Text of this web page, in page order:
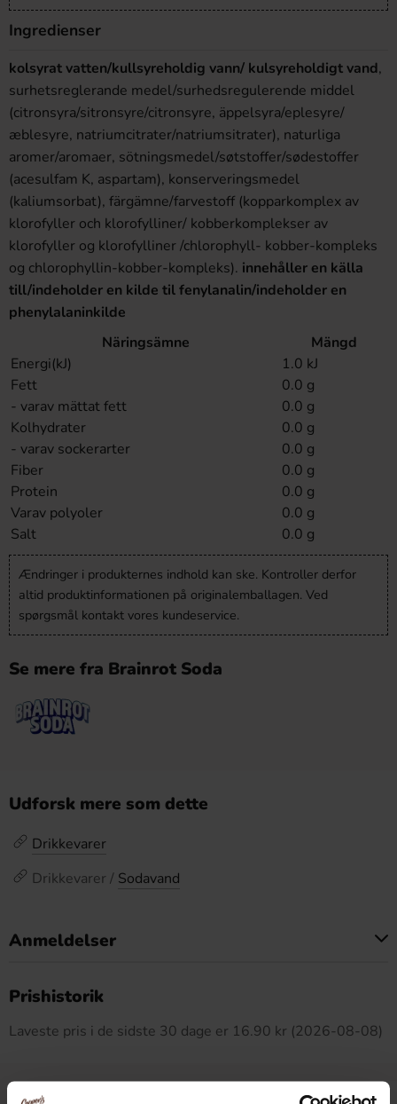
Ingredienser
kolsyrat vatten/kullsyreholdig vann/ kulsyreholdigt vand,
surhetsreglerande medel/surhedsregulerende middel
(citronsyra/sitronsyre/citronsyre, äppelsyra/eplesyre/
æblesyre, natriumcitrater/natriumsitrater), naturliga
aromer/aromaer, sötningsmedel/søtstoffer/sødestoffer
(acesulfam K, aspartam), konserveringsmedel
(kaliumsorbat), färgämne/farvestoff (kopparkomplex av
klorofyller och klorofylliner/ kobberkomplekser av
klorofyller og klorofylliner /chlorophyll- kobber-kompleks
og chlorophyllin-kobber-kompleks). innehåller en källa
till/indeholder en kilde til fenylanalin/indeholder en
phenylalaninkilde
Näringsämne
Mängd
Energi(kJ)
1.0 kJ
Fett
0.0 g
- varav mättat fett
0.0 g
Kolhydrater
0.0 g
- varav sockerarter
0.0 g
Fiber
0.0 g
Protein
0.0 g
Varav polyoler
0.0 g
Salt
0.0 g
Ændringer i produkternes indhold kan ske. Kontroller derfor
altid produktinformationen på originalemballagen. Ved
spørgsmål kontakt vores kundeservice.
Se mere fra Brainrot Soda
Udforsk mere som dette
Drikkevarer
Drikkevarer / Sodavand
Anmeldelser
Prishistorik
Laveste pris i de sidste 30 dage er 16.90 kr (2026-08-08)